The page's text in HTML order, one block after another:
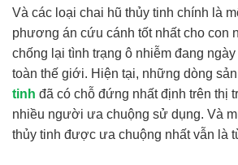
Và các loại chai hũ thủy tinh chính là
phương án cứu cánh tốt nhất cho con
chống lại tình trạng ô nhiễm đang
toàn thế giới. Hiện tại, những dòng
tinh đã có chỗ đứng nhất định trên thị
nhiều người ưa chuộng sử dụng. Và
thủy tinh được ưa chuộng nhất vẫn là